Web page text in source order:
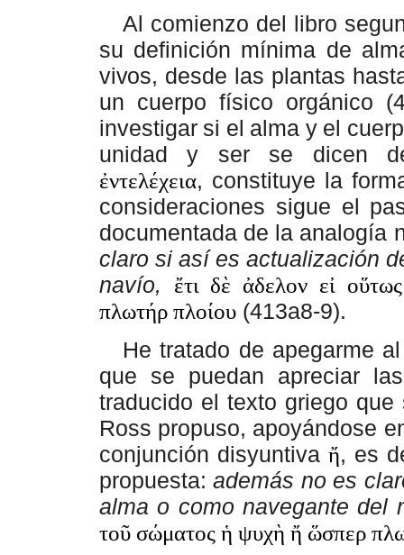
Al comienzo del libro
su definición mínima de
vivos, desde las plantas
un cuerpo físico orgánico
investigar si el alma y el
unidad y ser se dicen de
ἐντελέχεια, constituye la
consideraciones sigue el
documentada de la analogía
claro si así es actualización
navío, ἔτι δὲ ἀδελον εἰ
πλωτήρ πλοίου (413a8-9).
He tratado de apegarme
que se puedan apreciar
traducido el texto griego
Ross propuso, apoyándose
conjunción disyuntiva ἤ, es
propuesta:además no es
alma o como navegante del
τοῦ σώματος ἡ ψυχὴ ἤ ὥσπερ